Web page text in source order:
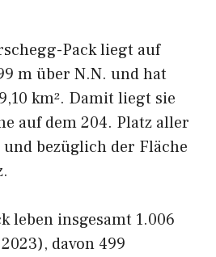
Pack liegt auf
m über N.N. und hat
km². Damit liegt sie
auf dem 204. Platz aller
bezüglich der Fläche
leben insgesamt 1.006
davon 499